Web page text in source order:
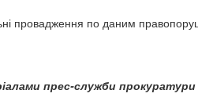
провадження по даним
прес-служби прокуратури